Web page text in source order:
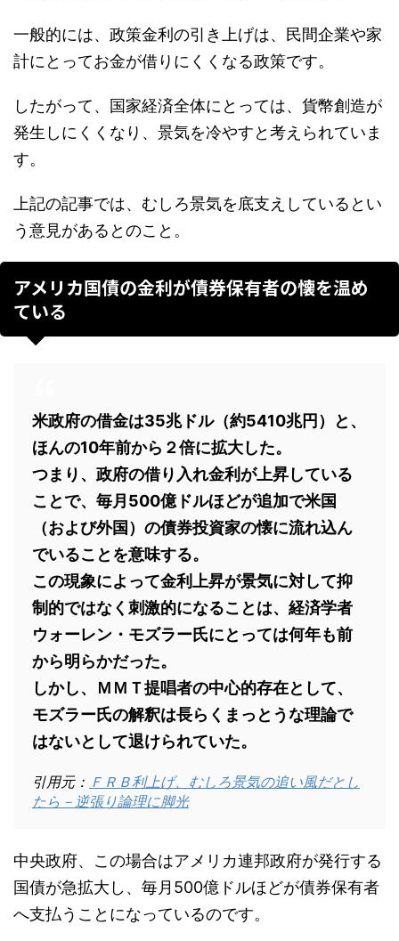
一般的には、政策金利の引き上げは、民間企業や家
計にとってお金が借りにくくなる政策です。
したがって、国家経済全体にとっては、貨幣創造が
発生しにくくなり、景気を冷やすと考えられていま
す。
上記の記事では、むしろ景気を底支えしているとい
う意見があるとのこと。
アメリカ国債の金利が債券保有者の懐を温め
ている
米政府の借金は35兆ドル（約5410兆円）と、
ほんの10年前から２倍に拡大した。
つまり、政府の借り入れ金利が上昇している
ことで、毎月500億ドルほどが追加で米国
（および外国）の債券投資家の懐に流れ込ん
でいることを意味する。
この現象によって金利上昇が景気に対して抑
制的ではなく刺激的になることは、経済学者
ウォーレン・モズラー氏にとっては何年も前
から明らかだった。
しかし、ＭＭＴ提唱者の中心的存在として、
モズラー氏の解釈は長らくまっとうな理論で
はないとして退けられていた。
引用元： ＦＲＢ利上げ、むしろ景気の追い風だとし
たら－逆張り論理に脚光
中央政府、この場合はアメリカ連邦政府が発行する
国債が急拡大し、毎月500億ドルほどが債券保有者
へ支払うことになっているのです。